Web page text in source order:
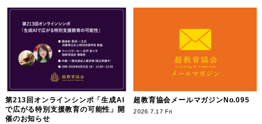
第213回オンラインシンポ「生成AI
で広がる特別支援教育の可能性」開
催のお知らせ
超教育協会メールマガジンNo.095
2026.7.17 Fri